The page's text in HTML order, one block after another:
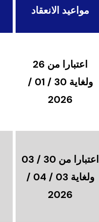
مواعيد الانعقاد
اعتبارا من 26
ولغاية 30 / 01 /
2026
اعتبارا من 30 / 03
ولغاية 03 / 04 /
2026